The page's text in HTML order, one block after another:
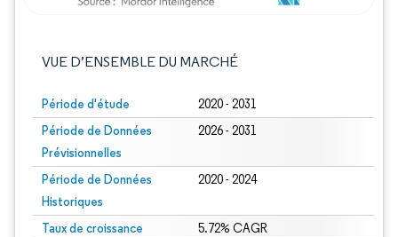
VUE D’ENSEMBLE DU MARCHÉ
Période d'étude 2020 - 2031
Période de Données
Prévisionnelles
2026 - 2031
Période de Données
Historiques
2020 - 2024
Taux de croissance 5.72% CAGR